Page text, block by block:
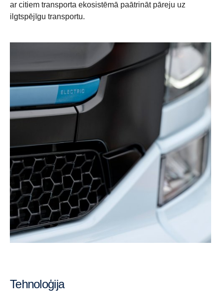
ar citiem transporta ekosistēmā paātrināt pāreju uz
ilgtspējīgu transportu.
Tehnoloģija